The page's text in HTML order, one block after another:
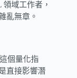
域工作者，
亂無章。
個量化指
直接影響潛